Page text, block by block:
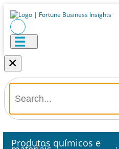
×
Produtos químicos e